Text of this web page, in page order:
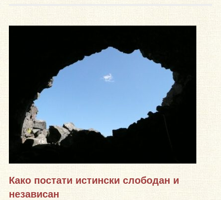
Како постати истински слободан и
независан